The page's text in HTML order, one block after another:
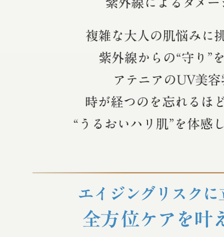
メイクアップ
ファッション